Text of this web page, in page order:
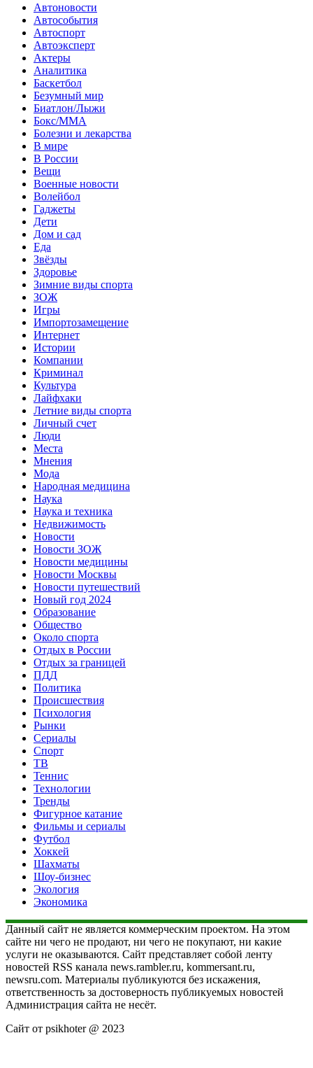
Автоновости
Автособытия
Автоспорт
Автоэксперт
Актеры
Аналитика
Баскетбол
Безумный мир
Биатлон/Лыжи
Бокс/MMA
Болезни и лекарства
В мире
В России
Вещи
Военные новости
Волейбол
Гаджеты
Дети
Дом и сад
Еда
Звёзды
Здоровье
Зимние виды спорта
ЗОЖ
Игры
Импортозамещение
Интернет
Истории
Компании
Криминал
Культура
Лайфхаки
Летние виды спорта
Личный счет
Люди
Места
Мнения
Мода
Народная медицина
Наука
Наука и техника
Недвижимость
Новости
Новости ЗОЖ
Новости медицины
Новости Москвы
Новости путешествий
Новый год 2024
Образование
Общество
Около спорта
Отдых в России
Отдых за границей
ПДД
Политика
Происшествия
Психология
Рынки
Сериалы
Спорт
ТВ
Теннис
Технологии
Тренды
Фигурное катание
Фильмы и сериалы
Футбол
Хоккей
Шахматы
Шоу-бизнес
Экология
Экономика
Данный сайт не является коммерческим проектом. На этом
сайте ни чего не продают, ни чего не покупают, ни какие
услуги не оказываются. Сайт представляет собой ленту
новостей RSS канала news.rambler.ru, kommersant.ru,
newsru.com. Материалы публикуются без искажения,
ответственность за достоверность публикуемых новостей
Администрация сайта не несёт.
Сайт от psikhoter @ 2023